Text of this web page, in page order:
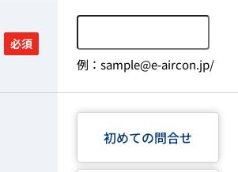
必須
例：sample@e-aircon.jp/
初めての問合せ